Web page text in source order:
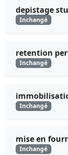
depistage
Inchangé
retention
Inchangé
Inchangé
mise en
Inchangé